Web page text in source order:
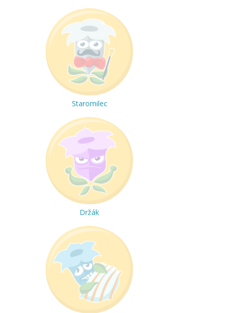
Staromilec
Držák